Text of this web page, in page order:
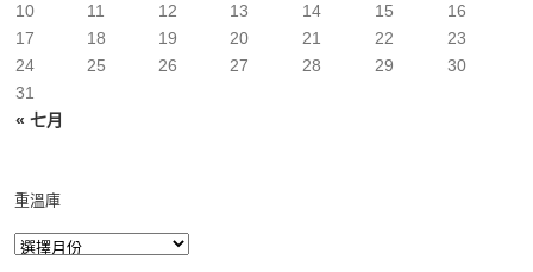
« 七月
10
11 12 13 14 15
16
17
18 19 20 21 22
23
24
25 26 27 28 29
30
31
重溫庫